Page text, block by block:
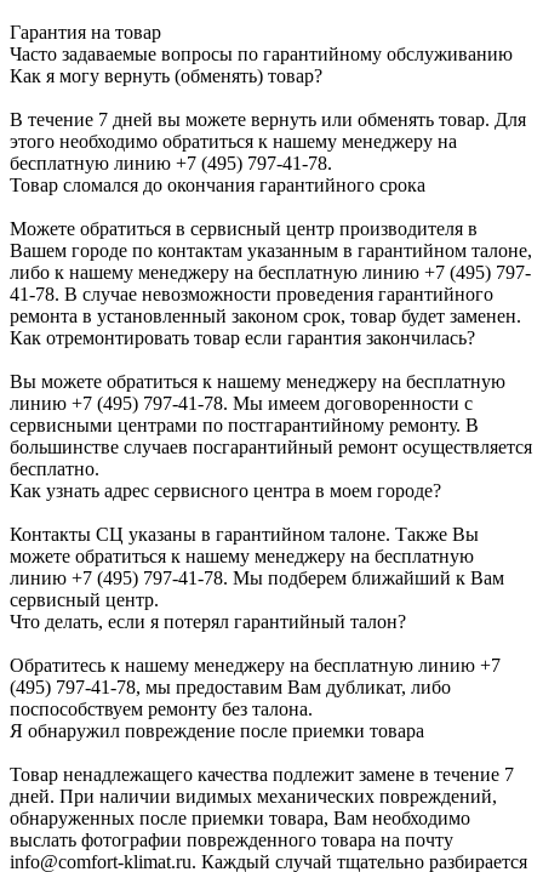
Гарантия на товар
Часто задаваемые вопросы по гарантийному обслуживанию
Как я могу вернуть (обменять) товар?
В течение 7 дней вы можете вернуть или обменять товар. Для
этого необходимо обратиться к нашему менеджеру на
бесплатную линию +7 (495) 797-41-78.
Товар сломался до окончания гарантийного срока
Можете обратиться в сервисный центр производителя в
Вашем городе по контактам указанным в гарантийном талоне,
либо к нашему менеджеру на бесплатную линию +7 (495) 797-
41-78. В случае невозможности проведения гарантийного
ремонта в установленный законом срок, товар будет заменен.
Как отремонтировать товар если гарантия закончилась?
Вы можете обратиться к нашему менеджеру на бесплатную
линию +7 (495) 797-41-78. Мы имеем договоренности с
сервисными центрами по постгарантийному ремонту. В
большинстве случаев посгарантийный ремонт осуществляется
бесплатно.
Как узнать адрес сервисного центра в моем городе?
Контакты СЦ указаны в гарантийном талоне. Также Вы
можете обратиться к нашему менеджеру на бесплатную
линию +7 (495) 797-41-78. Мы подберем ближайший к Вам
сервисный центр.
Что делать, если я потерял гарантийный талон?
Обратитесь к нашему менеджеру на бесплатную линию +7
(495) 797-41-78, мы предоставим Вам дубликат, либо
поспособствуем ремонту без талона.
Я обнаружил повреждение после приемки товара
Товар ненадлежащего качества подлежит замене в течение 7
дней. При наличии видимых механических повреждений,
обнаруженных после приемки товара, Вам необходимо
выслать фотографии поврежденного товара на почту
info@comfort-klimat.ru. Каждый случай тщательно разбирается